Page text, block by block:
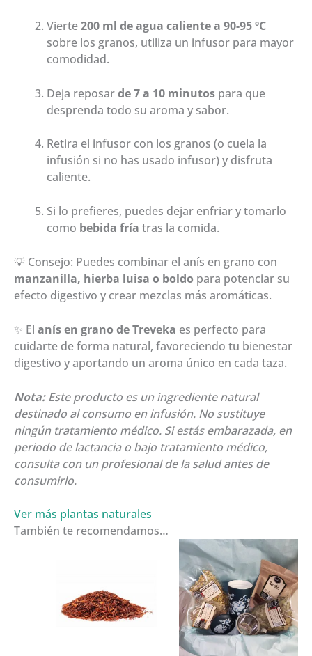
Vierte200 ml de agua caliente a 90-95 ºC
sobre los granos, utiliza un infusor para mayor
comodidad.
Deja reposarde 7 a 10 minutospara que
desprenda todo su aroma y sabor.
Retira el infusor con los granos (o cuela la
infusión si no has usado infusor) y disfruta
caliente.
Si lo prefieres, puedes dejar enfriar y tomarlo
como bebida fría tras la comida.
💡 Consejo: Puedes combinar el anís en grano con
manzanilla, hierba luisa o boldo para potenciar su
efecto digestivo y crear mezclas más aromáticas.
✨ El anís en grano de Treveka es perfecto para
cuidarte de forma natural, favoreciendo tu bienestar
digestivo y aportando un aroma único en cada taza.
Nota:Este producto es un ingrediente natural
destinado al consumo en infusión. No sustituye
ningún tratamiento médico. Si estás embarazada, en
periodo de lactancia o bajo tratamiento médico,
consulta con un profesional de la salud antes de
consumirlo.
Ver más plantas naturales
También te recomendamos…